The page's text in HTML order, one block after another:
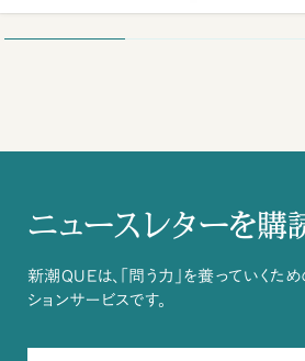
ニュースレターを購
新潮QUEは、「問う力」を養っていくた
ションサービスです。